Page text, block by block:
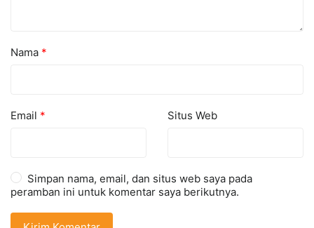
Nama *
Email * Situs Web
Simpan nama, email, dan situs web saya pada
peramban ini untuk komentar saya berikutnya.